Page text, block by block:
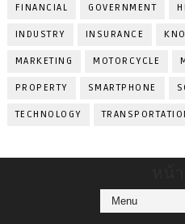
FINANCIAL GOVERNMENT
INDUSTRY INSURANCE
MARKETING MOTORCYCLE
PROPERTY SMARTPHONE
TECHNOLOGY